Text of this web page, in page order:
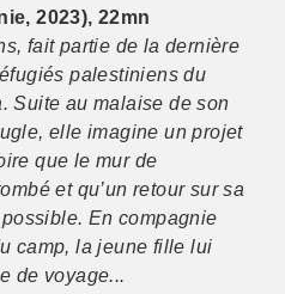
2023), 22mn
fait partie de la dernière
palestiniens du
Suite au malaise de son
elle imagine un projet
que le mur de
et qu’un retour sur sa
En compagnie
camp, la jeune fille lui
de voyage...